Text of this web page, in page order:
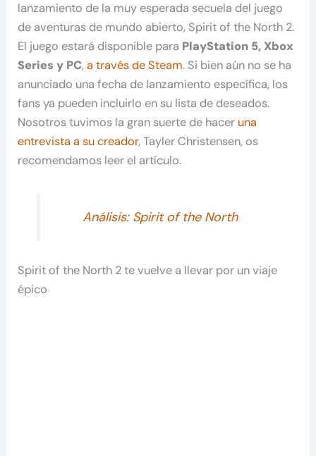
lanzamiento de la muy esperada secuela del juego
de aventuras de mundo abierto, Spirit of the North 2.
El juego estará disponible para PlayStation 5, Xbox
Series y PC,a través de Steam. Si bien aún no se ha
anunciado una fecha de lanzamiento específica, los
fans ya pueden incluirlo en su lista de deseados.
Nosotros tuvimos la gran suerte de hacer una
entrevista a su creador, Tayler Christensen, os
recomendamos leer el artículo.
Análisis: Spirit of the North
Spirit of the North 2 te vuelve a llevar por un viaje
épico